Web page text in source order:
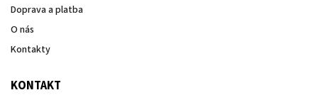
Doprava a platba
O nás
Kontakty
KONTAKT